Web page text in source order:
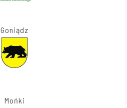
Goniądz
Mońki